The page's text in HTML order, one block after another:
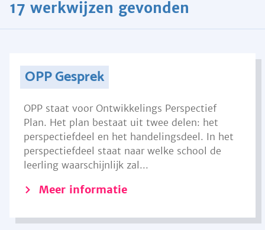
17 werkwijzen gevonden
OPP Gesprek
OPP staat voor Ontwikkelings Perspectief
Plan. Het plan bestaat uit twee delen: het
perspectiefdeel en het handelingsdeel. In het
perspectiefdeel staat naar welke school de
leerling waarschijnlijk zal...
Meer informatie